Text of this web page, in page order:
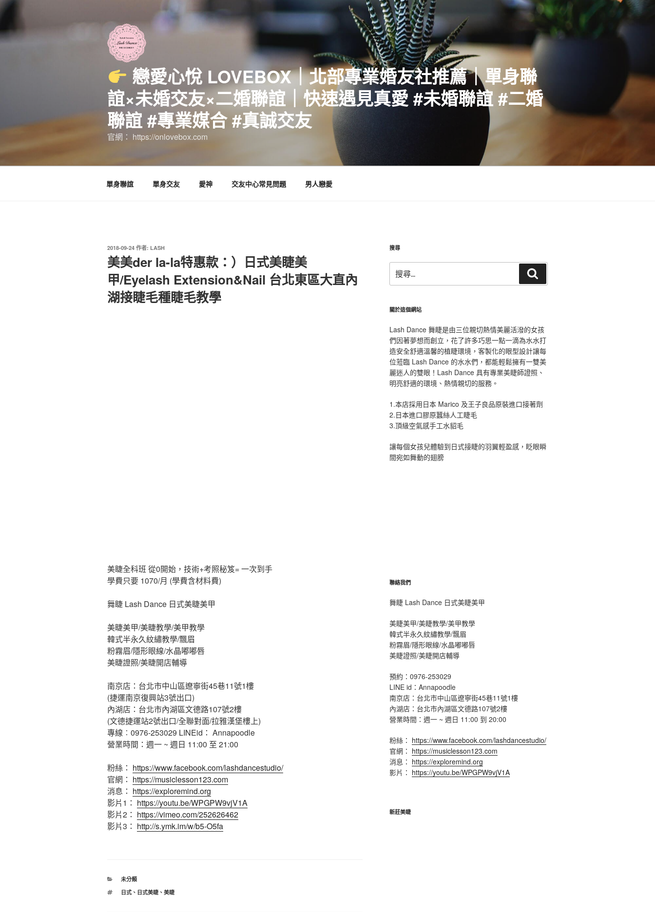
跳
至
主
要
戀愛心悅 LOVEBOX｜北部專業婚友社推薦｜單身聯
誼×未婚交友×二婚聯誼｜快速遇見真愛 #未婚聯誼 #二婚
聯誼 #專業媒合 #真誠交友
官網： https://onlovebox.com
單身聯誼 單身交友 愛神 交友中心常見問題 男人戀愛
發
佈
於
2018-09-24 作者: LASH
美美der la-la特惠款：）日式美睫美
甲/Eyelash Extension&Nail 台北東區大直內
湖接睫毛種睫毛教學
美睫全科班 從0開始，技術+考照秘笈= 一次到手
學費只要 1070/月 (學費含材料費)
舞睫 Lash Dance 日式美睫美甲
美睫美甲/美睫教學/美甲教學
韓式半永久紋繡教學/飄眉
粉霧眉/隱形眼線/水晶嘟嘟唇
美睫證照/美睫開店輔導
南京店：台北市中山區遼寧街45巷11號1樓
(捷運南京復興站3號出口)
內湖店：台北市內湖區文德路107號2樓
(文德捷運站2號出口/全聯對面/拉雅漢堡樓上)
專線︰0976-253029 LINEid： Annapoodle
營業時間：週一 ~ 週日 11:00 至 21:00
粉絲： https://www.facebook.com/lashdancestudio/
官網： https://musiclesson123.com
消息： https://exploremind.org
影片1： https://youtu.be/WPGPW9vjV1A
影片2： https://vimeo.com/252626462
影片3： http://s.ymk.im/w/b5-O5fa
分
未分類
標
日式、 日式美睫、 美睫
搜尋
尋
關
字:
尋
關於這個網站
Lash Dance 舞睫是由三位親切熱情美麗活潑的女孩
們因著夢想而創立，花了許多巧思一點一滴為水水打
造安全舒適溫馨的植睫環境，客製化的眼型設計讓每
位蒞臨 Lash Dance 的水水們，都能輕鬆擁有一雙美
麗迷人的雙眼！Lash Dance 具有專業美睫師證照、
明亮舒適的環境、熱情親切的服務。
1.本店採用日本 Marico 及王子良品原裝進口接著劑
2.日本進口膠原蠶絲人工睫毛
3.頂級空氣感手工水貂毛
讓每個女孩兒體驗到日式接睫的羽翼輕盈感，眨眼瞬
間宛如舞動的翅膀
聯絡我們
舞睫 Lash Dance 日式美睫美甲
美睫美甲/美睫教學/美甲教學
韓式半永久紋繡教學/飄眉
粉霧眉/隱形眼線/水晶嘟嘟唇
美睫證照/美睫開店輔導
預約：0976-253029
LINE id：Annapoodle
南京店：台北市中山區遼寧街45巷11號1樓
內湖店：台北市內湖區文德路107號2樓
營業時間：週一 ~ 週日 11:00 到 20:00
粉絲： https://www.facebook.com/lashdancestudio/
官網： https://musiclesson123.com
消息： https://exploremind.org
影片： https://youtu.be/WPGPW9vjV1A
新莊美睫